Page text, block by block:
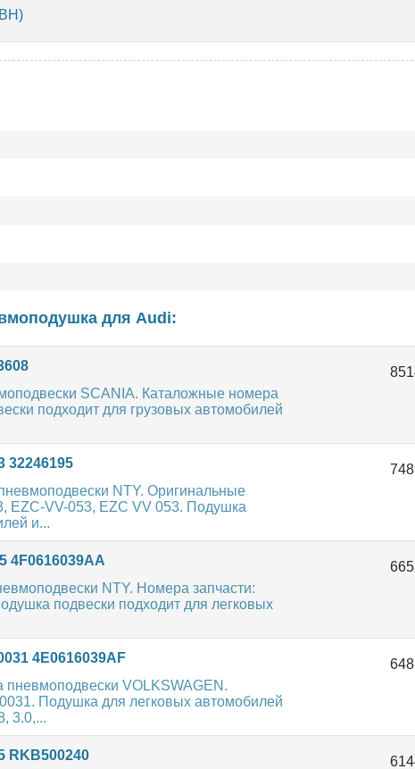
для Audi:
SCANIA. Каталожные номера
подходит для грузовых автомобилей
32246195
NTY. Оригинальные
EZC-VV-053, EZC VV 053. Подушка
и...
4F0616039AA
NTY. Номера запчасти:
подвески подходит для легковых
4E0616039AF
пневмоподвески VOLKSWAGEN.
Подушка для легковых автомобилей
3.0,...
RKB500240